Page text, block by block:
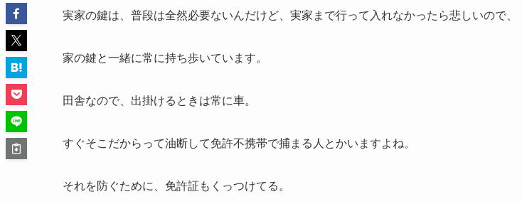
実家の鍵は、普段は全然必要ないんだけど、実家まで行って入れなかったら悲しいので、
家の鍵と一緒に常に持ち歩いています。
田舎なので、出掛けるときは常に車。
すぐそこだからって油断して免許不携帯で捕まる人とかいますよね。
それを防ぐために、免許証もくっつけてる。